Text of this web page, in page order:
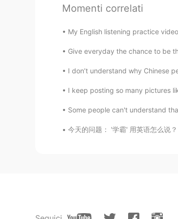
CN EN
铁家朔Josh
@Stephen 哦你指的是我
铁家朔Josh
Momenti correlati
My English listening practice
Give everyday the chance to be
I don’t understand why Chinese
I keep posting so many pictures
Some people can't understand
今天的问题： '学霸' 用英语怎么说？